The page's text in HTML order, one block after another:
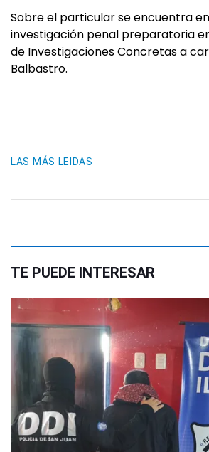
Sobre el particular se encuentra
investigación penal preparatoria
de Investigaciones Concretas a
Balbastro.
LAS MÁS LEIDAS
TE PUEDE INTERESAR